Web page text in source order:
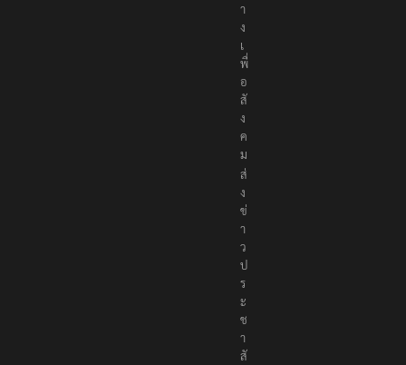
า
ง
เ
พื่
อ
สั
ง
ค
ม
ส่
ง
ข่
า
ว
ป
ร
ะ
ช
า
สั